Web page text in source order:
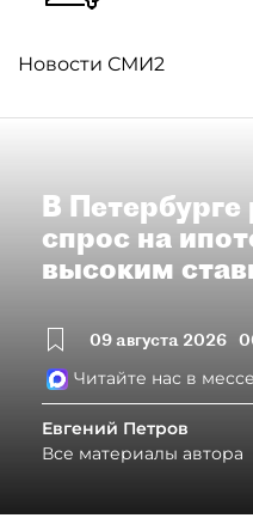
Новости СМИ2
В
спрос на
высоким
09 августа 2026
Читайте нас в
Евгений Петров
Все материалы автора